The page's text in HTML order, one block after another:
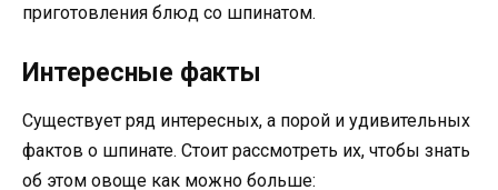
приготовления блюд со шпинатом.
Интересные факты
Существует ряд интересных, а порой и удивительных
фактов о шпинате. Стоит рассмотреть их, чтобы знать
об этом овоще как можно больше: